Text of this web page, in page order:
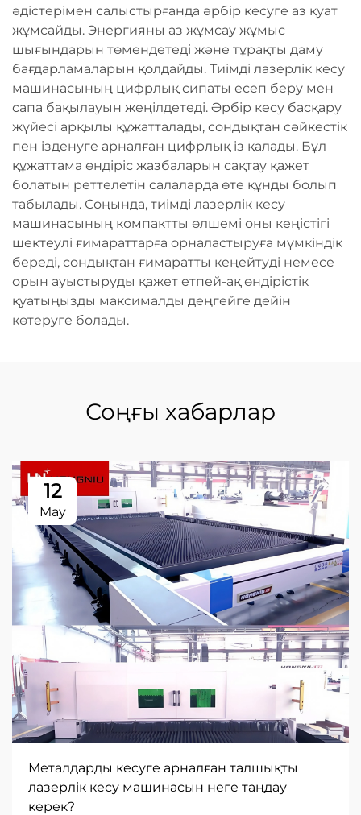
әдістерімен салыстырғанда әрбір кесуге аз қуат
жұмсайды. Энергияны аз жұмсау жұмыс
шығындарын төмендетеді және тұрақты даму
бағдарламаларын қолдайды. Тиімді лазерлік кесу
машинасының цифрлық сипаты есеп беру мен
сапа бақылауын жеңілдетеді. Әрбір кесу басқару
жүйесі арқылы құжатталады, сондықтан сәйкестік
пен ізденуге арналған цифрлық із қалады. Бұл
құжаттама өндіріс жазбаларын сақтау қажет
болатын реттелетін салаларда өте құнды болып
табылады. Соңында, тиімді лазерлік кесу
машинасының компактты өлшемі оны кеңістігі
шектеулі ғимараттарға орналастыруға мүмкіндік
береді, сондықтан ғимаратты кеңейтуді немесе
орын ауыстыруды қажет етпей-ақ өндірістік
қуатыңызды максималды деңгейге дейін
көтеруге болады.
Соңғы хабарлар
12
May
Металдарды кесуге арналған талшықты
лазерлік кесу машинасын неге таңдау
керек?